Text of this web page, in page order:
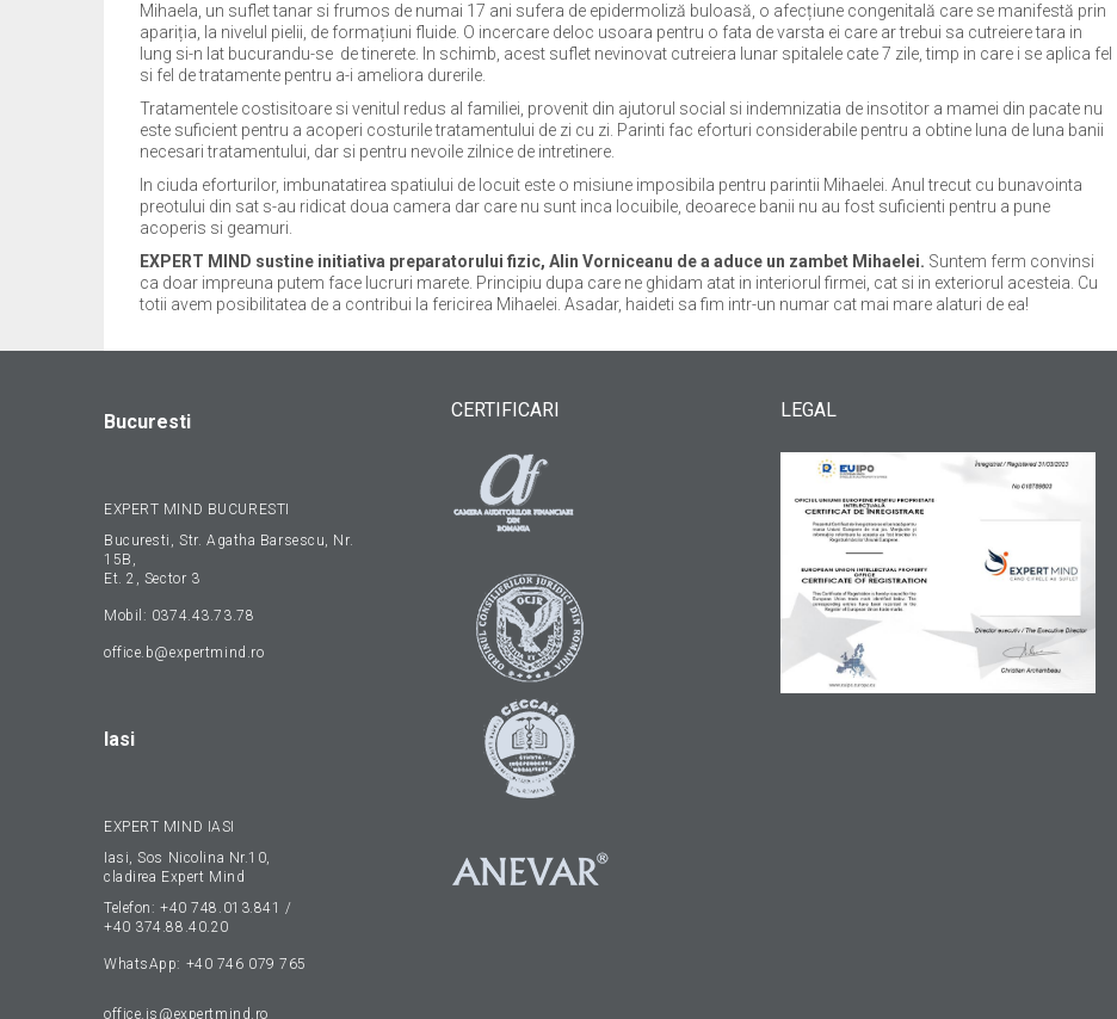
Mihaela, un suflet tanar si frumos de numai 17 ani sufera de epidermoliză buloasă, o afecțiune congenitală care se manifestă prin
apariția, la nivelul pielii, de formațiuni fluide. O incercare deloc usoara pentru o fata de varsta ei care ar trebui sa cutreiere tara in
lung si-n lat bucurandu-se de tinerete. In schimb, acest suflet nevinovat cutreiera lunar spitalele cate 7 zile, timp in care i se aplica fel
si fel de tratamente pentru a-i ameliora durerile.
Tratamentele costisitoare si venitul redus al familiei, provenit din ajutorul social si indemnizatia de insotitor a mamei din pacate nu
este suficient pentru a acoperi costurile tratamentului de zi cu zi. Parinti fac eforturi considerabile pentru a obtine luna de luna banii
necesari tratamentului, dar si pentru nevoile zilnice de intretinere.
In ciuda eforturilor, imbunatatirea spatiului de locuit este o misiune imposibila pentru parintii Mihaelei. Anul trecut cu bunavointa
preotului din sat s-au ridicat doua camera dar care nu sunt inca locuibile, deoarece banii nu au fost suficienti pentru a pune
acoperis si geamuri.
EXPERT MIND sustine initiativa preparatorului fizic, Alin Vorniceanu de a aduce un zambet Mihaelei. Suntem ferm convinsi
ca doar impreuna putem face lucruri marete. Principiu dupa care ne ghidam atat in interiorul firmei, cat si in exteriorul acesteia. Cu
totii avem posibilitatea de a contribui la fericirea Mihaelei. Asadar, haideti sa fim intr-un numar cat mai mare alaturi de ea!
Bucuresti
EXPERT MIND BUCURESTI
Bucuresti, Str. Agatha Barsescu, Nr.
15B,
Et. 2, Sector 3
Mobil: 0374.43.73.78
office.b@expertmind.ro
Iasi
EXPERT MIND IASI
Iasi, Sos Nicolina Nr.10,
cladirea Expert Mind
Telefon:+40 748.013.841 /
+40 374.88.40.20
WhatsApp: +40 746 079 765
office.is@expertmind.ro
CERTIFICARI LEGAL